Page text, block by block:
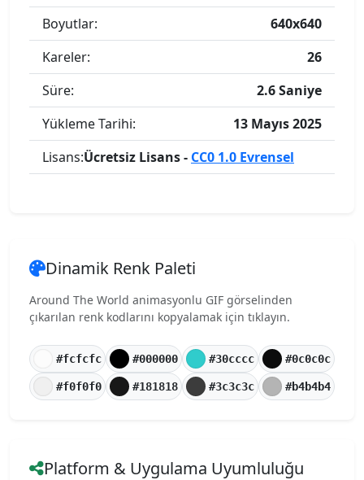
Boyutlar:
640x640
Kareler:
26
Süre:
2.6 Saniye
Yükleme Tarihi:
13 Mayıs 2025
Lisans:Ücretsiz Lisans - CC0 1.0 Evrensel
Dinamik Renk Paleti
Around The World animasyonlu GIF görselinden
çıkarılan renk kodlarını kopyalamak için tıklayın.
#fcfcfc #000000 #30cccc #0c0c0c
#f0f0f0 #181818 #3c3c3c #b4b4b4
Platform & Uygulama Uyumluluğu